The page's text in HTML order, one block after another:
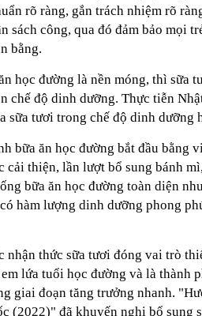
rõ ràng, gắn trách nhiệm rõ
sách công, qua đó đảm bảo mọi
bằng.
học đường là nền móng, thì sữa
chế độ dinh dưỡng. Thực tiễn
sữa tươi trong chế độ dinh dưỡng
bữa ăn học đường bắt đầu bằng
cải thiện, lần lượt bổ sung bánh
bữa ăn học đường toàn diện
hàm lượng dinh dưỡng phong
nhận thức sữa tươi đóng vai trò
lứa tuổi học đường và là thành
giai đoạn tăng trưởng nhanh.
(2022)" đã khuyến nghị bổ sung